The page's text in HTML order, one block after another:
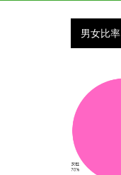
男女比率